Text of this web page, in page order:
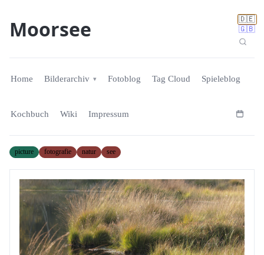
🇩🇪
🇬🇧
Moorsee
Home Bilderarchiv Fotoblog Tag Cloud Spieleblog
Kochbuch Wiki Impressum
picture fotografie natur see